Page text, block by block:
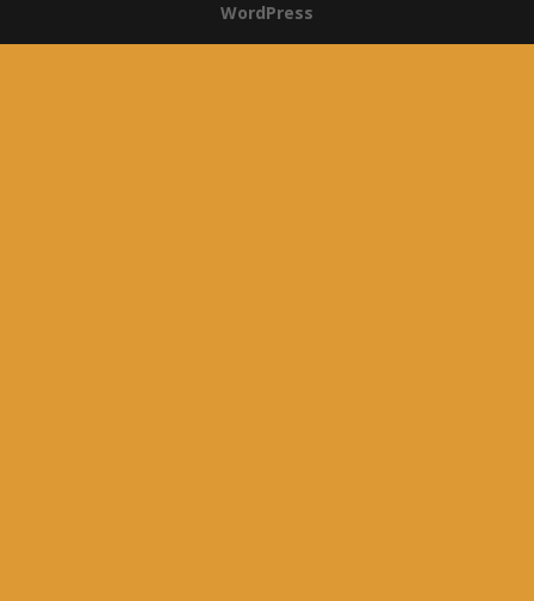
WordPress